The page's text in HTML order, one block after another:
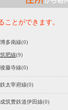
とができます。
博多南線(0)
肥線(9)
後藤寺線(0)
太宰府線(0)
筑豊鉄道伊田線(0)